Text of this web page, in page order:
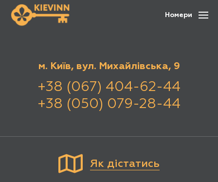
Номери
Як дістатись
м. Київ, вул. Михайлівська, 9
+38 (067) 404-62-44
+38 (050) 079-28-44